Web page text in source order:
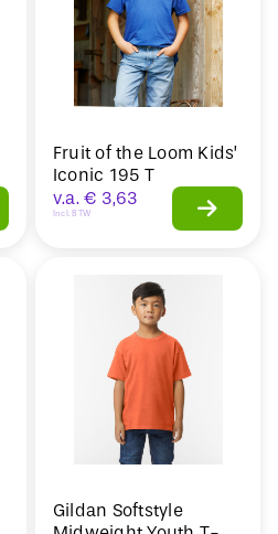
Fruit of the Loom Kids’
Iconic 195 T
v.a. € 3,63
Incl. BTW
Gildan Softstyle